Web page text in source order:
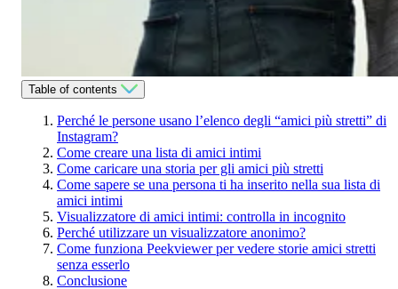
Table of contents
Perché le persone usano l’elenco degli “amici più stretti” di
Instagram?
Come creare una lista di amici intimi
Come caricare una storia per gli amici più stretti
Come sapere se una persona ti ha inserito nella sua lista di
amici intimi
Visualizzatore di amici intimi: controlla in incognito
Perché utilizzare un visualizzatore anonimo?
Come funziona Peekviewer per vedere storie amici stretti
senza esserlo
Conclusione